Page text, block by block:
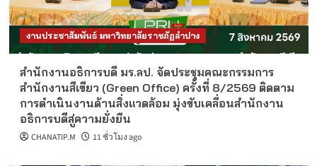
งานประชาสัมพันธ์ มหาวิทยาลัยราชภัฏลำปาง
สำนักงานอธิการบดี มร.ลป. จัดประชุมคณะกรรมการ
สำนักงานสีเขียว (Green Office) ครั้งที่ 8/2569 ติดตาม
การดำเนินงานด้านสิ่งแวดล้อม มุ่งขับเคลื่อนสำนักงาน
อธิการบดีสู่ความยั่งยืน
CHANATIP.M 11 ชั่วโมง ago